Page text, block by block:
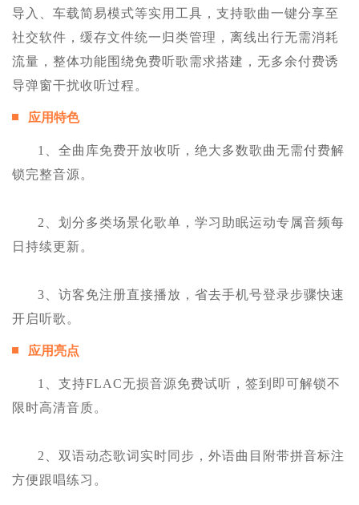
导入、车载简易模式等实用工具，支持歌曲一键分享至
社交软件，缓存文件统一归类管理，离线出行无需消耗
流量，整体功能围绕免费听歌需求搭建，无多余付费诱
导弹窗干扰收听过程。
应用特色
1、全曲库免费开放收听，绝大多数歌曲无需付费解
锁完整音源。
2、划分多类场景化歌单，学习助眠运动专属音频每
日持续更新。
3、访客免注册直接播放，省去手机号登录步骤快速
开启听歌。
应用亮点
1、支持FLAC无损音源免费试听，签到即可解锁不
限时高清音质。
2、双语动态歌词实时同步，外语曲目附带拼音标注
方便跟唱练习。